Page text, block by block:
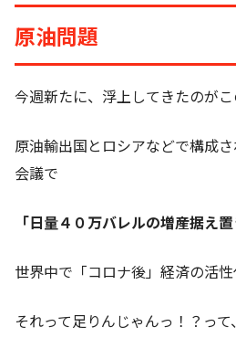
原油問題
今週新たに、浮上してきたのが
原油輸出国とロシアなどで構成
会議で
「日量４０万バレルの増産据え置
世界中で「コロナ後」経済の活
それって足りんじゃんっ！？っ